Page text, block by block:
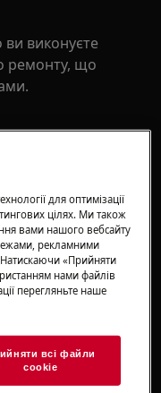
ви виконуєте
ремонту, що
ремонту, що
для оптимізації
цілях. Ми також
вами нашого вебсайту
рекламними
Натискаючи «Прийняти
нами файлів
перегляньте наше
всі файли
сookie